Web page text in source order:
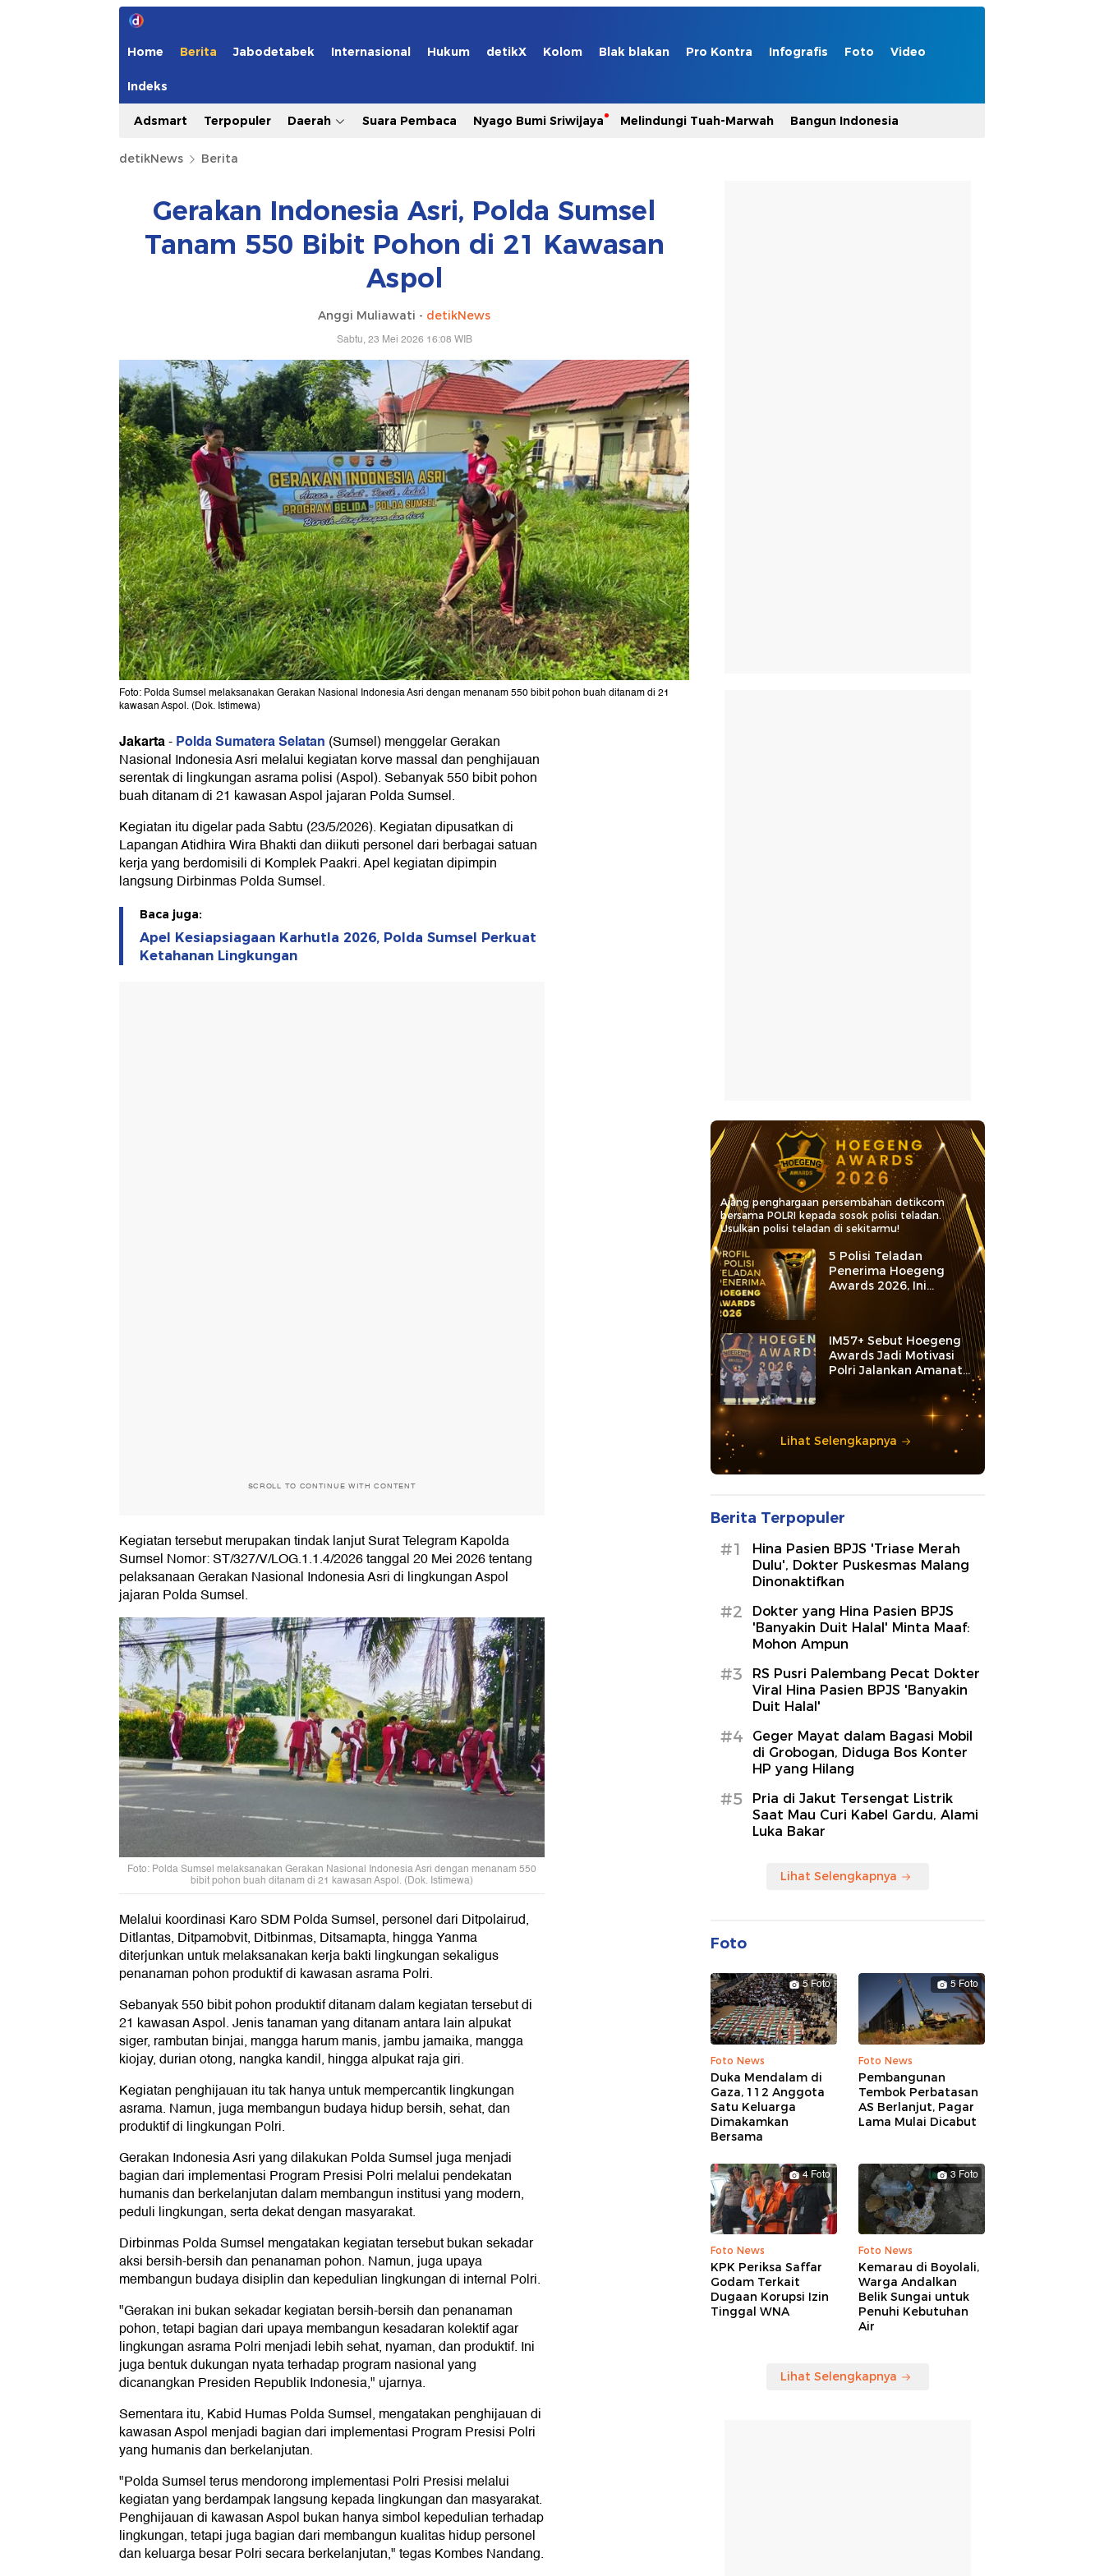
Home Berita Jabodetabek Internasional Hukum detikX Kolom Blak blakan Pro Kontra Infografis Foto Video
Indeks
Adsmart Terpopuler Daerah Suara Pembaca Nyago Bumi Sriwijaya Melindungi Tuah-Marwah Bangun Indonesia
detikNews Berita
Gerakan Indonesia Asri, Polda Sumsel
Tanam 550 Bibit Pohon di 21 Kawasan
Aspol
Anggi Muliawati - detikNews
Sabtu, 23 Mei 2026 16:08 WIB
Foto: Polda Sumsel melaksanakan Gerakan Nasional Indonesia Asri dengan menanam 550 bibit pohon buah ditanam di 21
kawasan Aspol. (Dok. Istimewa)
Jakarta-Polda Sumatera Selatan (Sumsel) menggelar Gerakan
Nasional Indonesia Asri melalui kegiatan korve massal dan penghijauan
serentak di lingkungan asrama polisi (Aspol). Sebanyak 550 bibit pohon
buah ditanam di 21 kawasan Aspol jajaran Polda Sumsel.
Kegiatan itu digelar pada Sabtu (23/5/2026). Kegiatan dipusatkan di
Lapangan Atidhira Wira Bhakti dan diikuti personel dari berbagai satuan
kerja yang berdomisili di Komplek Paakri. Apel kegiatan dipimpin
langsung Dirbinmas Polda Sumsel.
Baca juga:
Apel Kesiapsiagaan Karhutla 2026, Polda Sumsel Perkuat
Ketahanan Lingkungan
SCROLL TO CONTINUE WITH CONTENT
Kegiatan tersebut merupakan tindak lanjut Surat Telegram Kapolda
Sumsel Nomor: ST/327/V/LOG.1.1.4/2026 tanggal 20 Mei 2026 tentang
pelaksanaan Gerakan Nasional Indonesia Asri di lingkungan Aspol
jajaran Polda Sumsel.
Foto: Polda Sumsel melaksanakan Gerakan Nasional Indonesia Asri dengan menanam 550
bibit pohon buah ditanam di 21 kawasan Aspol. (Dok. Istimewa)
Melalui koordinasi Karo SDM Polda Sumsel, personel dari Ditpolairud,
Ditlantas, Ditpamobvit, Ditbinmas, Ditsamapta, hingga Yanma
diterjunkan untuk melaksanakan kerja bakti lingkungan sekaligus
penanaman pohon produktif di kawasan asrama Polri.
Sebanyak 550 bibit pohon produktif ditanam dalam kegiatan tersebut di
21 kawasan Aspol. Jenis tanaman yang ditanam antara lain alpukat
siger, rambutan binjai, mangga harum manis, jambu jamaika, mangga
kiojay, durian otong, nangka kandil, hingga alpukat raja giri.
Kegiatan penghijauan itu tak hanya untuk mempercantik lingkungan
asrama. Namun, juga membangun budaya hidup bersih, sehat, dan
produktif di lingkungan Polri.
Gerakan Indonesia Asri yang dilakukan Polda Sumsel juga menjadi
bagian dari implementasi Program Presisi Polri melalui pendekatan
humanis dan berkelanjutan dalam membangun institusi yang modern,
peduli lingkungan, serta dekat dengan masyarakat.
Dirbinmas Polda Sumsel mengatakan kegiatan tersebut bukan sekadar
aksi bersih-bersih dan penanaman pohon. Namun, juga upaya
membangun budaya disiplin dan kepedulian lingkungan di internal Polri.
"Gerakan ini bukan sekadar kegiatan bersih-bersih dan penanaman
pohon, tetapi bagian dari upaya membangun kesadaran kolektif agar
lingkungan asrama Polri menjadi lebih sehat, nyaman, dan produktif. Ini
juga bentuk dukungan nyata terhadap program nasional yang
dicanangkan Presiden Republik Indonesia," ujarnya.
Sementara itu, Kabid Humas Polda Sumsel, mengatakan penghijauan di
kawasan Aspol menjadi bagian dari implementasi Program Presisi Polri
yang humanis dan berkelanjutan.
"Polda Sumsel terus mendorong implementasi Polri Presisi melalui
kegiatan yang berdampak langsung kepada lingkungan dan masyarakat.
Penghijauan di kawasan Aspol bukan hanya simbol kepedulian terhadap
lingkungan, tetapi juga bagian dari membangun kualitas hidup personel
dan keluarga besar Polri secara berkelanjutan," tegas Kombes Nandang.
Ajang penghargaan persembahan detikcom
bersama POLRI kepada sosok polisi teladan.
Usulkan polisi teladan di sekitarmu!
5 Polisi Teladan
Penerima Hoegeng
Awards 2026, Ini
Kategori dan Kiprahnya
IM57+ Sebut Hoegeng
Awards Jadi Motivasi
Polri Jalankan Amanat
Lihat Selengkapnya
Berita Terpopuler
#1
Hina Pasien BPJS 'Triase Merah
Dulu', Dokter Puskesmas Malang
Dinonaktifkan
#2
Dokter yang Hina Pasien BPJS
'Banyakin Duit Halal' Minta Maaf:
Mohon Ampun
#3
RS Pusri Palembang Pecat Dokter
Viral Hina Pasien BPJS 'Banyakin
Duit Halal'
#4
Geger Mayat dalam Bagasi Mobil
di Grobogan, Diduga Bos Konter
HP yang Hilang
#5
Pria di Jakut Tersengat Listrik
Saat Mau Curi Kabel Gardu, Alami
Luka Bakar
Lihat Selengkapnya
Foto
5 Foto
Foto News
Duka Mendalam di
Gaza, 112 Anggota
Satu Keluarga
Dimakamkan
Bersama
5 Foto
Foto News
Pembangunan
Tembok Perbatasan
AS Berlanjut, Pagar
Lama Mulai Dicabut
4 Foto
Foto News
KPK Periksa Saffar
Godam Terkait
Dugaan Korupsi Izin
Tinggal WNA
3 Foto
Foto News
Kemarau di Boyolali,
Warga Andalkan
Belik Sungai untuk
Penuhi Kebutuhan
Air
Lihat Selengkapnya